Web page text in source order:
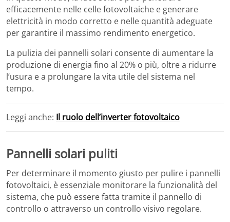
efficacemente nelle celle fotovoltaiche e generare
elettricità in modo corretto e nelle quantità adeguate
per garantire il massimo rendimento energetico.
La pulizia dei pannelli solari consente di aumentare la
produzione di energia fino al 20% o più, oltre a ridurre
l’usura e a prolungare la vita utile del sistema nel
tempo.
Leggi anche: Il ruolo dell’inverter fotovoltaico
Pannelli solari puliti
Per determinare il momento giusto per pulire i pannelli
fotovoltaici, è essenziale monitorare la funzionalità del
sistema, che può essere fatta tramite il pannello di
controllo o attraverso un controllo visivo regolare.